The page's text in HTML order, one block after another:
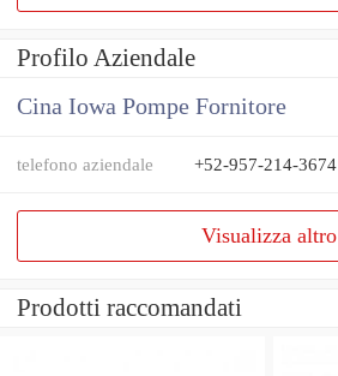
Profilo Aziendale
Cina Iowa Pompe Fornitore
telefono aziendale +52-957-214-3674
Visualizza altro
Prodotti raccomandati